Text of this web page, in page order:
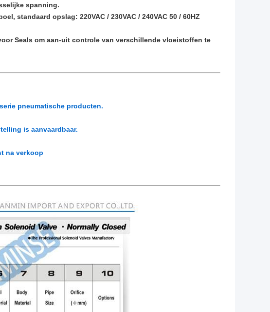
spanning.
standaard opslag: 220VAC / 230VAC / 240VAC 50 / 60HZ
Seals om aan-uit controle van verschillende vloeistoffen te
pneumatische producten.
is aanvaardbaar.
na verkoop